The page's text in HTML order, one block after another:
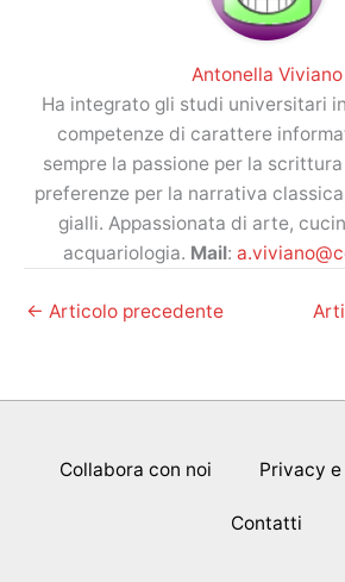
Antonella Viviano
Ha integrato gli studi universitari
competenze di carattere
sempre la passione per la
preferenze per la narrativa
gialli. Appassionata di arte,
acquariologia. Mail:
← Articolo precedente
Collabora con noi Privacy
Contatti